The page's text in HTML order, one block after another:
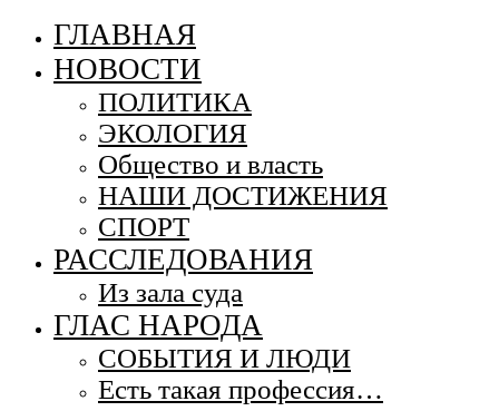
ГЛАВНАЯ
НОВОСТИ
ПОЛИТИКА
ЭКОЛОГИЯ
Общество и власть
НАШИ ДОСТИЖЕНИЯ
СПОРТ
РАССЛЕДОВАНИЯ
Из зала суда
ГЛАС НАРОДА
СОБЫТИЯ И ЛЮДИ
Есть такая профессия…